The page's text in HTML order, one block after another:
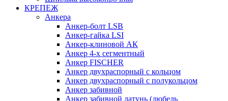
КРЕПЕЖ
Анкера
Анкер-болт LSB
Анкер-гайка LSI
Анкер-клиновой АК
Анкер 4-х сегментный
Анкер FISCHER
Анкер двухраспорный с кольцом
Анкер двухраспорный с полукольцом
Анкер забивной
Анкер забивной латунь (дюбель